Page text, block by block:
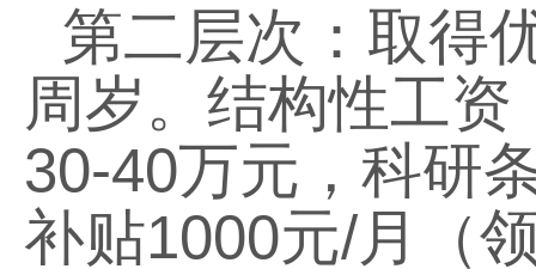
第二层次：取得
周岁。结构性工
30-40万元，科研
补贴1000元/月（